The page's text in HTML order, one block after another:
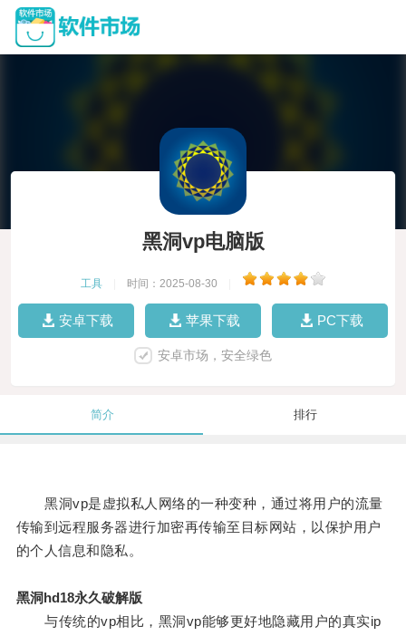
黑洞vp电脑版
工具 时间：2025-08-30
安卓下载 苹果下载 PC下载
安卓市场，安全绿色
简介 排行
黑洞vp是虚拟私人网络的一种变种，通过将用户的流量
传输到远程服务器进行加密再传输至目标网站，以保护用户
的个人信息和隐私。
黑洞hd18永久破解版
与传统的vp相比，黑洞vp能够更好地隐藏用户的真实ip